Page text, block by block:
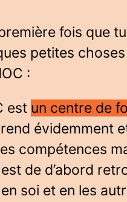
fois que
petites
:
est un centre de
évidemment
compétences
de d’abord
soi et en les